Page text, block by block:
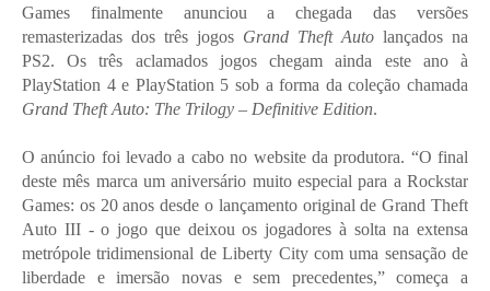
Games finalmente anunciou a chegada das versões
remasterizadas dos três jogos Grand Theft Auto lançados na
PS2. Os três aclamados jogos chegam ainda este ano à
PlayStation 4 e PlayStation 5 sob a forma da coleção chamada
Grand Theft Auto: The Trilogy – Definitive Edition.
O anúncio foi levado a cabo no website da produtora. “O final
deste mês marca um aniversário muito especial para a Rockstar
Games: os 20 anos desde o lançamento original de Grand Theft
Auto III - o jogo que deixou os jogadores à solta na extensa
metrópole tridimensional de Liberty City com uma sensação de
liberdade e imersão novas e sem precedentes,” começa a